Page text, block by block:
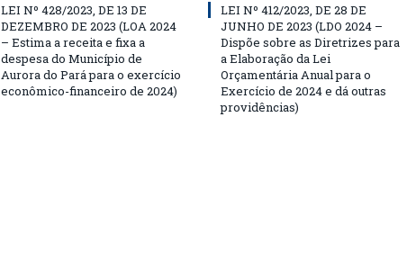
LEI Nº 428/2023, DE 13 DE
DEZEMBRO DE 2023 (LOA 2024
– Estima a receita e fixa a
despesa do Município de
Aurora do Pará para o exercício
econômico-financeiro de 2024)
LEI Nº 412/2023, DE 28 DE
JUNHO DE 2023 (LDO 2024 –
Dispõe sobre as Diretrizes para
a Elaboração da Lei
Orçamentária Anual para o
Exercício de 2024 e dá outras
providências)